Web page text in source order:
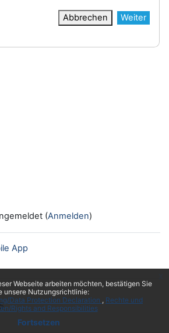
Webseite arbeiten möchten, bestätigen Sie
unsere Nutzungsrichtlinie:
Data Protection Declaration
Rechte und
Rights and Responsibilities
Fortsetzen
Abbrechen Weiter
(Anmelden)
App